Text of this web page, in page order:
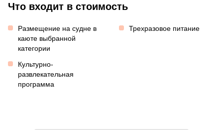
Что входит в стоимость
Размещение на судне в
каюте выбранной
категории
Трехразовое питание
Культурно-
развлекательная
программа